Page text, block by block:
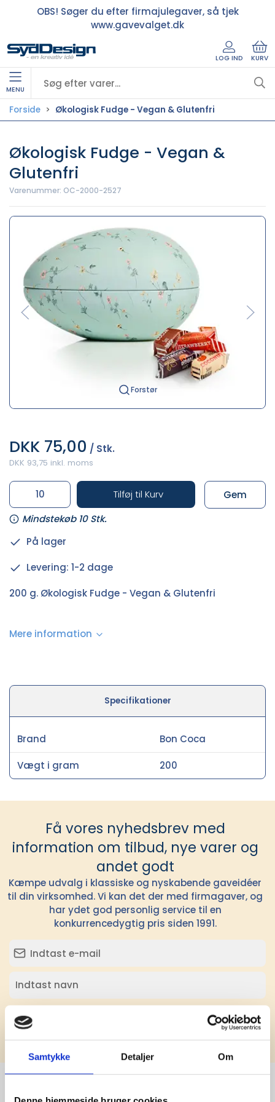
Samtykke Detaljer Om
OBS! Søger du efter firmajulegaver, så tjek
www.gavevalget.dk
LOG IND KURV
MENU
Forside Økologisk Fudge - Vegan & Glutenfri
Økologisk Fudge - Vegan &
Glutenfri
Varenummer: OC-2000-2527
Forstør
DKK 75,00 / Stk.
DKK 93,75 inkl. moms
Tilføj til Kurv
Mindstekøb 10 Stk.
Gem
På lager
Levering: 1-2 dage
200 g. Økologisk Fudge - Vegan & Glutenfri
Mere information
Specifikationer
Brand Bon Coca
Vægt i gram 200
Få vores nyhedsbrev med
information om tilbud, nye varer og
andet godt
Kæmpe udvalg i klassiske og nyskabende gaveidéer
til din virksomhed. Vi kan det der med firmagaver, og
har ydet god personlig service til en
konkurrencedygtig pris siden 1991.